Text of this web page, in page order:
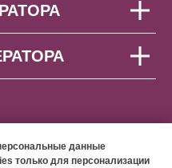
данные
только для персонализации